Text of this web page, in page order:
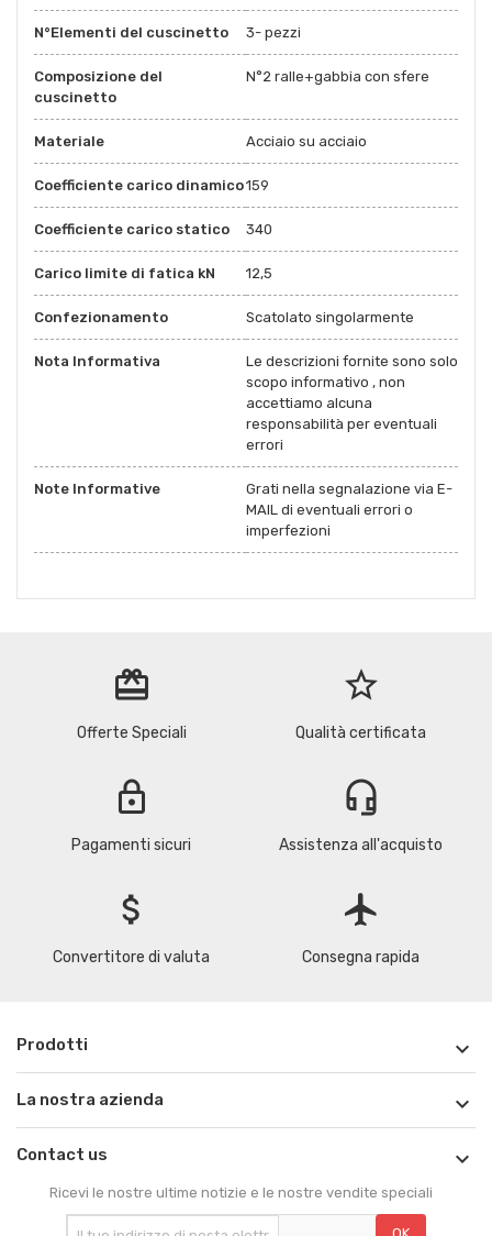
N°Elementi del cuscinetto 3- pezzi
Composizione del
cuscinetto
N°2 ralle+gabbia con sfere
Materiale Acciaio su acciaio
Coefficiente carico dinamico159
Coefficiente carico statico 340
Carico limite di fatica kN 12,5
Confezionamento Scatolato singolarmente
Nota Informativa
Le descrizioni fornite sono solo
scopo informativo , non
accettiamo alcuna
responsabilità per eventuali
errori
Note Informative
Grati nella segnalazione via E-
MAIL di eventuali errori o
imperfezioni
redeem
Offerte Speciali
star_border
Qualità certificata
lock
Pagamenti sicuri
headset_mic
Assistenza all'acquisto
attach_money
Convertitore di valuta
flight
Consegna rapida
Prodotti 
La nostra azienda 
Contact us 
Ricevi le nostre ultime notizie e le nostre vendite speciali